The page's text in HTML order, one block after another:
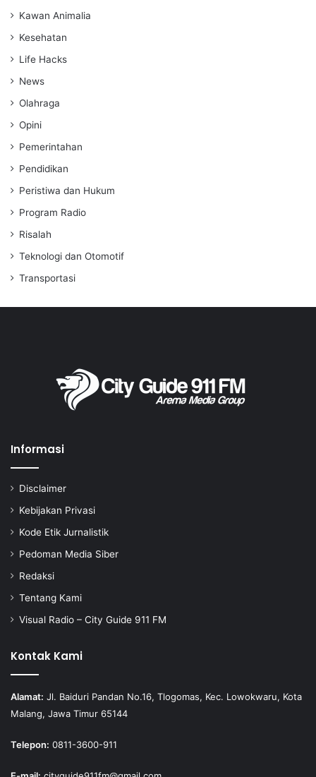
Kawan Animalia
Kesehatan
Life Hacks
News
Olahraga
Opini
Pemerintahan
Pendidikan
Peristiwa dan Hukum
Program Radio
Risalah
Teknologi dan Otomotif
Transportasi
Informasi
Disclaimer
Kebijakan Privasi
Kode Etik Jurnalistik
Pedoman Media Siber
Redaksi
Tentang Kami
Visual Radio – City Guide 911 FM
Kontak Kami
Alamat: Jl. Baiduri Pandan No.16, Tlogomas, Kec. Lowokwaru, Kota
Malang, Jawa Timur 65144
Telepon: 0811-3600-911